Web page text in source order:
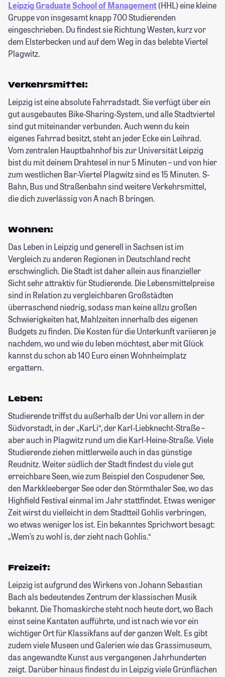
Leipzig Graduate School of Management(HHL) eine kleine
Gruppe von insgesamt knapp 700 Studierenden
eingeschrieben. Du findest sie Richtung Westen, kurz vor
dem Elsterbecken und auf dem Weg in das belebte Viertel
Plagwitz.
Verkehrsmittel:
Leipzig ist eine absolute Fahrradstadt. Sie verfügt über ein
gut ausgebautes Bike-Sharing-System, und alle Stadtviertel
sind gut miteinander verbunden. Auch wenn du kein
eigenes Fahrrad besitzt, steht an jeder Ecke ein Leihrad.
Vom zentralen Hauptbahnhof bis zur Universität Leipzig
bist du mit deinem Drahtesel in nur 5 Minuten – und von hier
zum westlichen Bar-Viertel Plagwitz sind es 15 Minuten. S-
Bahn, Bus und Straßenbahn sind weitere Verkehrsmittel,
die dich zuverlässig von A nach B bringen.
Wohnen:
Das Leben in Leipzig und generell in Sachsen ist im
Vergleich zu anderen Regionen in Deutschland recht
erschwinglich. Die Stadt ist daher allein aus finanzieller
Sicht sehr attraktiv für Studierende. Die Lebensmittelpreise
sind in Relation zu vergleichbaren Großstädten
überraschend niedrig, sodass man keine allzu großen
Schwierigkeiten hat, Mahlzeiten innerhalb des eigenen
Budgets zu finden. Die Kosten für die Unterkunft variieren je
nachdem, wo und wie du leben möchtest, aber mit Glück
kannst du schon ab 140 Euro einen Wohnheimplatz
ergattern.
Leben:
Studierende triffst du außerhalb der Uni vor allem in der
Südvorstadt, in der „KarLi“, der Karl-Liebknecht-Straße –
aber auch in Plagwitz rund um die Karl-Heine-Straße. Viele
Studierende ziehen mittlerweile auch in das günstige
Reudnitz. Weiter südlich der Stadt findest du viele gut
erreichbare Seen, wie zum Beispiel den Cospudener See,
den Markkleeberger See oder den Störmthaler See, wo das
Highfield Festival einmal im Jahr stattfindet. Etwas weniger
Zeit wirst du vielleicht in dem Stadtteil Gohlis verbringen,
wo etwas weniger los ist. Ein bekanntes Sprichwort besagt:
„Wem’s zu wohl is, der zieht nach Gohlis.“
Freizeit:
Leipzig ist aufgrund des Wirkens von Johann Sebastian
Bach als bedeutendes Zentrum der klassischen Musik
bekannt. Die Thomaskirche steht noch heute dort, wo Bach
einst seine Kantaten aufführte, und ist nach wie vor ein
wichtiger Ort für Klassikfans auf der ganzen Welt. Es gibt
zudem viele Museen und Galerien wie das Grassimuseum,
das angewandte Kunst aus vergangenen Jahrhunderten
zeigt. Darüber hinaus findest du in Leipzig viele Grünflächen